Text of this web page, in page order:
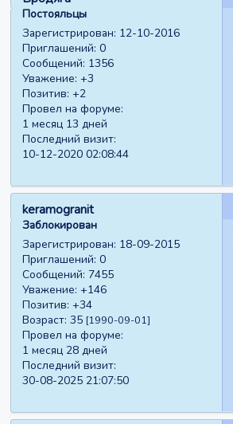
Постояльцы
Зарегистрирован: 12-10-2016
Приглашений: 0
Сообщений: 1356
Уважение: +3
Позитив: +2
Провел на форуме:
1 месяц 13 дней
Последний визит:
10-12-2020 02:08:44
keramogranit
Заблокирован
Зарегистрирован: 18-09-2015
Приглашений: 0
Сообщений: 7455
Уважение: +146
Позитив: +34
Возраст: 35 [1990-09-01]
Провел на форуме:
1 месяц 28 дней
Последний визит:
30-08-2025 21:07:50